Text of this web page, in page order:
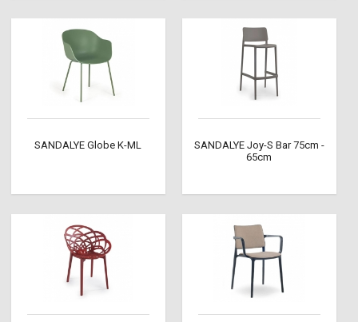
SANDALYE Globe K-ML
SANDALYE Joy-S Bar 75cm -
65cm